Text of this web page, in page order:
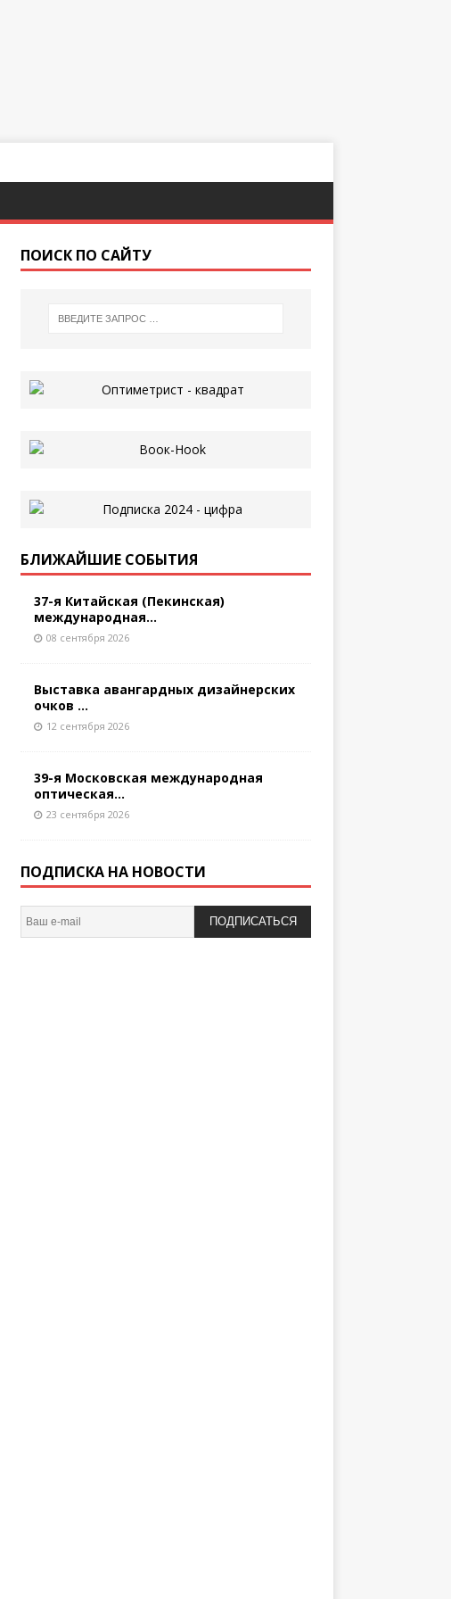
ПОИСК ПО САЙТУ
БЛИЖАЙШИЕ СОБЫТИЯ
37-я Китайская (Пекинская)
международная...
08 сентября 2026
Выставка авангардных дизайнерских
очков ...
12 сентября 2026
39-я Московская международная
оптическая...
23 сентября 2026
ПОДПИСКА НА НОВОСТИ
ПОДПИСАТЬСЯ